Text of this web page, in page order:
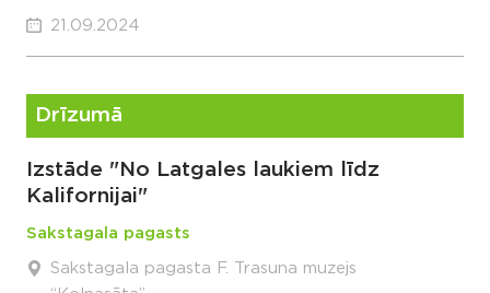
21.09.2024
Drīzumā
Izstāde "No Latgales laukiem līdz
Kalifornijai"
Sakstagala pagasts
Sakstagala pagasta F. Trasuna muzejs